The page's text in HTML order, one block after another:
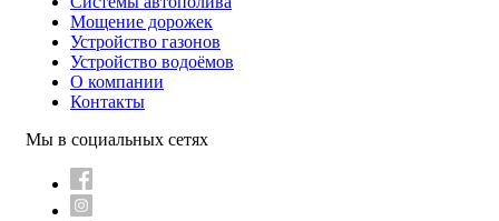
Мощение дорожек
Устройство газонов
Устройство водоёмов
О компании
Контакты
Мы в социальных сетях